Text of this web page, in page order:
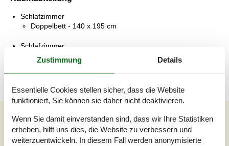
Schlafzimmer
Doppelbett - 140 x 195 cm
Schlafzimmer
Doppelbett - 140 x 195 cm
Unsere Gästebewertungen
Unsere Gästebewertungen
Zustimmung Details
Essentielle Cookies stellen sicher, dass die Website
funktioniert, Sie können sie daher nicht deaktivieren.
Wenn Sie damit einverstanden sind, dass wir Ihre Statistiken
erheben, hilft uns dies, die Website zu verbessern und
weiterzuentwickeln. In diesem Fall werden anonymisierte